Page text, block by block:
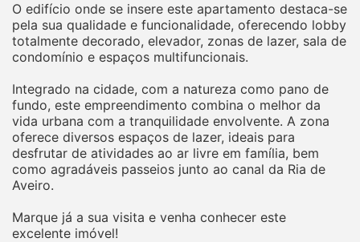
O edifício onde se insere este apartamento destaca-se
pela sua qualidade e funcionalidade, oferecendo lobby
totalmente decorado, elevador, zonas de lazer, sala de
condomínio e espaços multifuncionais.
Integrado na cidade, com a natureza como pano de
fundo, este empreendimento combina o melhor da
vida urbana com a tranquilidade envolvente. A zona
oferece diversos espaços de lazer, ideais para
desfrutar de atividades ao ar livre em família, bem
como agradáveis passeios junto ao canal da Ria de
Aveiro.
Marque já a sua visita e venha conhecer este
excelente imóvel!